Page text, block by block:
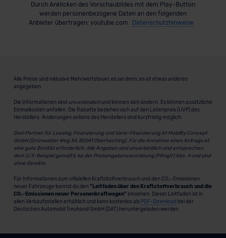
Durch Anklicken des Vorschaubildes mit dem Play-Button
werden personenbezogene Daten an den folgenden
Anbieter übertragen: youtube.com
Datenschutzhinweise
Alle Preise sind inklusive Mehrwertsteuer, es sei denn, es ist etwas anderes
angegeben.
Die Informationen sind unverbindlichund können sich ändern. Es können zusätzliche
Einmalkosten anfallen. Die Rabatte beziehen sich auf den Listenpreis (UVP) des
Herstellers. Änderungen seitens des Herstellers sind kurzfristig möglich.
Dein Partner für Leasing, Finanzierung und Vario-Finanzierung ist Mobility Concept
GmbH (Grünwalder Weg 34, 82041 Oberhaching). Für die Annahme eines Antrags ist
eine gute Bonität erforderlich. Alle Angaben sind unverbindlich und entsprechen
dem 2/3-Beispiel gemäß § 6a der Preisangabenverordnung (PAngV) Abs. 4 und sind
ohne Gewähr.
Für Informationen zum offiziellen Kraftstoffverbrauch und den CO₂-Emissionen
neuer Fahrzeuge kannst du den "Leitfaden über den Kraftstoffverbrauch und die
CO₂-Emissionen neuer Personenkraftwagen" einsehen. Dieser Leitfaden ist in
allen Verkaufsstellen erhältlich und kann kostenlos als PDF-Download bei der
Deutschen Automobil Treuhand GmbH (DAT) heruntergeladen werden.